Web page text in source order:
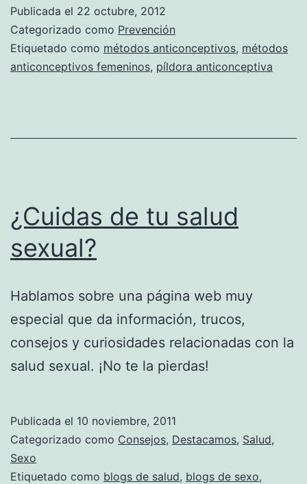
es
el
mejor
Publicada el 22 octubre, 2012
Categorizado como Prevención
Etiquetado como métodos anticonceptivos, métodos
anticonceptivos femeninos, píldora anticonceptiva
¿Cuidas de tu salud
sexual?
Hablamos sobre una página web muy
especial que da información, trucos,
consejos y curiosidades relacionadas con la
salud sexual. ¡No te la pierdas!
Publicada el 10 noviembre, 2011
Categorizado como Consejos, Destacamos, Salud,
Sexo
Etiquetado como blogs de salud, blogs de sexo,